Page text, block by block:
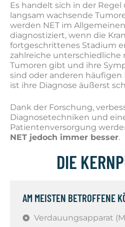
Es handelt sich in der
langsam wachsende
werden NET im
diagnostiziert, wenn die
fortgeschrittenes Stadium
zahlreiche unterschiedliche
Tumoren gibt und ihre
sind oder anderen
ist ihre Diagnose äußerst
Dank der Forschung,
Diagnosetechniken und
Patientenversorgung
NET jedoch immer besser.
DIE
AM MEISTEN BETROFFENE
Verdauungsapparat